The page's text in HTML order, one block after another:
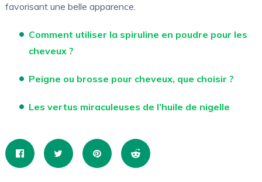
favorisant une belle apparence.
Comment utiliser la spiruline en poudre pour les
cheveux ?
Peigne ou brosse pour cheveux, que choisir ?
Les vertus miraculeuses de l’huile de nigelle